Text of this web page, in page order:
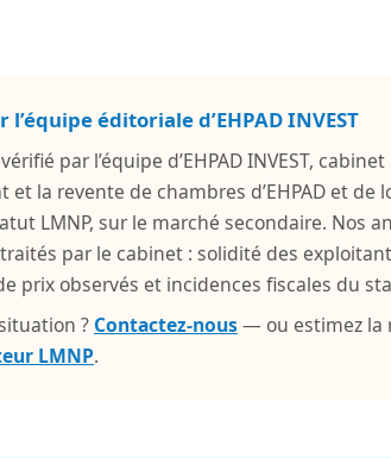
éditoriale d’EHPAD INVEST
par l’équipe d’EHPAD INVEST,
et la revente de chambres d’EHPAD et
LMNP, sur le marché secondaire. Nos
par le cabinet : solidité des
prix observés et incidences fiscales du
? Contactez-nous— ou estimez la
LMNP.